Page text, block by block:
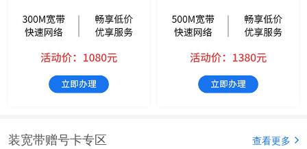
装宽带赠号卡专区 查看更多